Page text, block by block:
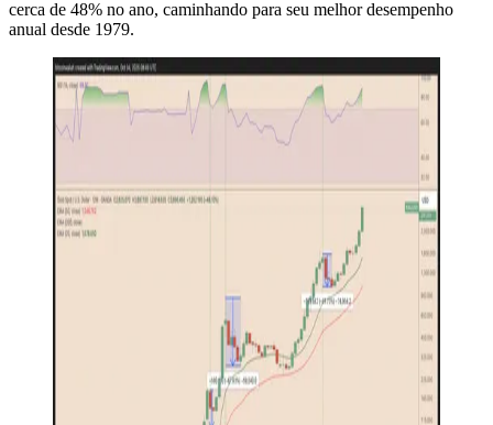
cerca de 48% no ano, caminhando para seu melhor desempenho
anual desde 1979.